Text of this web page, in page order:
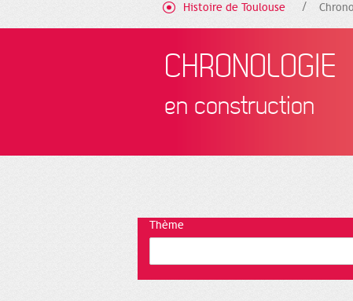
Histoire de Toulouse
CHRONOLOGIE
en construction
Thème